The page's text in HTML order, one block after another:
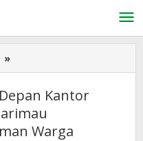
»
Kaki
di
Depan
Kantor
Kantor
Warga